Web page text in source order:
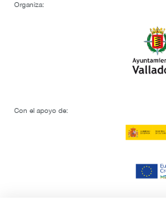
Organiza:
Con el apoyo de: